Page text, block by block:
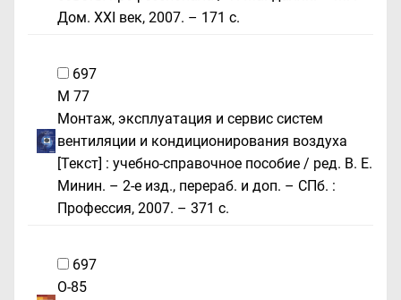
Дом. XXI век, 2007. – 171 с.
697
М 77
Монтаж, эксплуатация и сервис систем
вентиляции и кондиционирования воздуха
[Текст] : учебно-справочное пособие / ред. В. Е.
Минин. – 2-е изд., перераб. и доп. – СПб. :
Профессия, 2007. – 371 с.
697
О-85